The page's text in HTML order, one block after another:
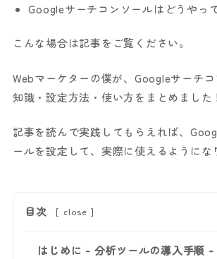
Googleサーチコンソールはどうやっ
こんな場合は記事をご覧ください。
Webマーケターの僕が、Googleサーチ
知識・設定方法・使い方をまとめました
記事を読んで実践してもらえれば、
ールを設定して、実際に使えるようにな
目次 [ close ]
はじめに - 分析ツールの導入手順 -